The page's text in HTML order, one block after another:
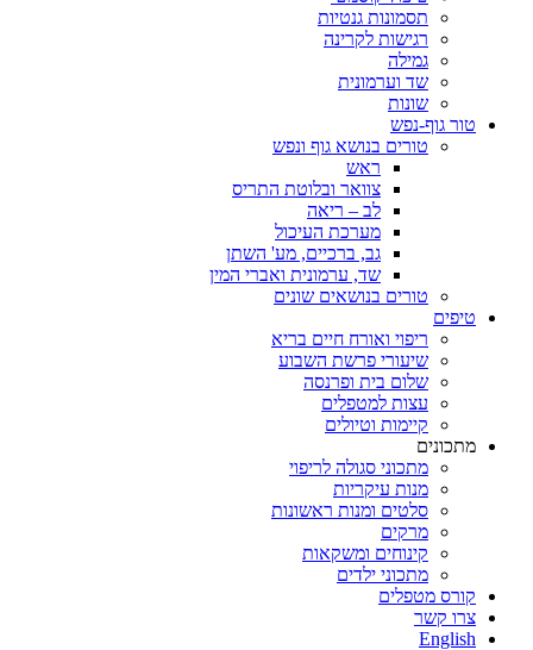
תסמונות גנטיות
רגישות לקרינה
גמילה
שד וערמונית
שונות
טור גוף-נפש
טורים בנושא גוף ונפש
ראש
צוואר ובלוטת התריס
לב – ריאה
מערכת העיכול
גב, ברכיים, מע' השתן
שד, ערמונית ואברי המין
טורים בנושאים שונים
טיפים
ריפוי ואורח חיים בריא
שיעורי פרשת השבוע
שלום בית ופרנסה
עצות למטפלים
קיימות וטיולים
מתכונים
מתכוני סגולה לריפוי
מנות עיקריות
סלטים ומנות ראשונות
מרקים
קינוחים ומשקאות
מתכוני ילדים
קורס מטפלים
צרו קשר
English